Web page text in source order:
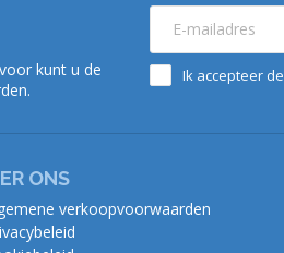
kunt u de
Ik accepteer de
ONS
verkoopvoorwaarden